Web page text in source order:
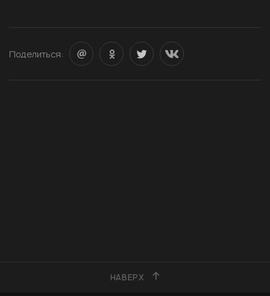
Поделиться:
НАВЕРХ